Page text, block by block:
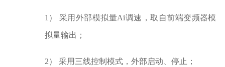
1） 采用外部模拟量Ai调速，取自前端变频器模
拟量输出；
2） 采用三线控制模式，外部启动、停止；